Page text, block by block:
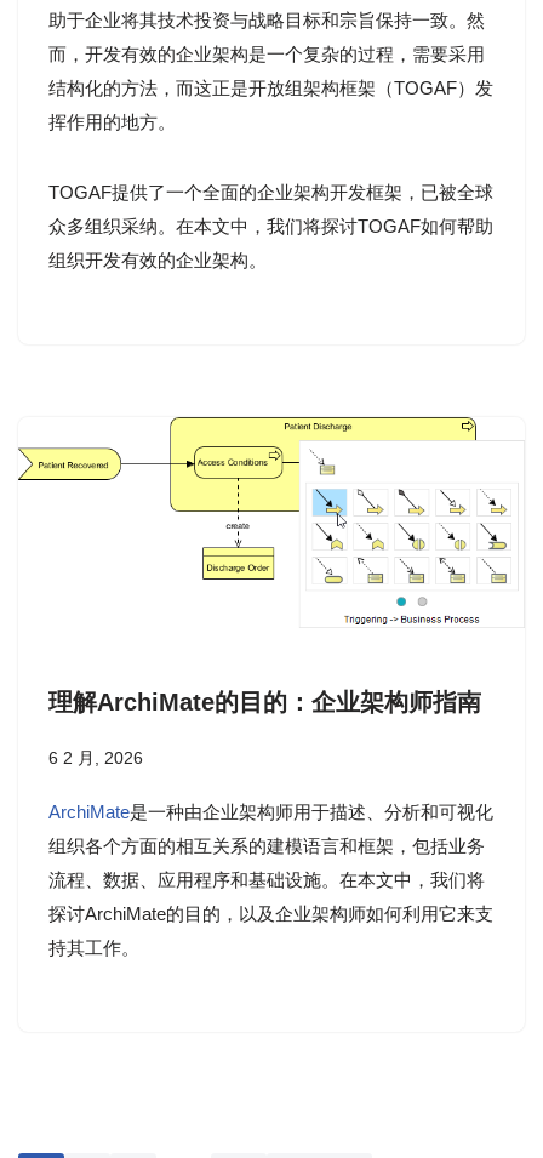
助于企业将其技术投资与战略目标和宗旨保持一致。然
而，开发有效的企业架构是一个复杂的过程，需要采用
结构化的方法，而这正是开放组架构框架（TOGAF）发
挥作用的地方。
TOGAF提供了一个全面的企业架构开发框架，已被全球
众多组织采纳。在本文中，我们将探讨TOGAF如何帮助
组织开发有效的企业架构。
理解ArchiMate的目的：企业架构师指南
6 2 月, 2026
ArchiMate是一种由企业架构师用于描述、分析和可视化
组织各个方面的相互关系的建模语言和框架，包括业务
流程、数据、应用程序和基础设施。在本文中，我们将
探讨ArchiMate的目的，以及企业架构师如何利用它来支
持其工作。